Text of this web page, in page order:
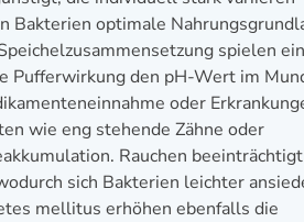
Bakterien optimale
spielen
Pufferwirkung den pH-Wert im
oder
wie eng stehende Zähne oder
Rauchen
sich Bakterien leichter
mellitus erhöhen ebenfalls die